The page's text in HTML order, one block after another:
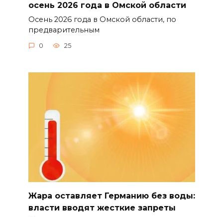
осень 2026 года в Омской области
Осень 2026 года в Омской области, по
предварительным
0 25
Жара оставляет Германию без воды:
власти вводят жесткие запреты